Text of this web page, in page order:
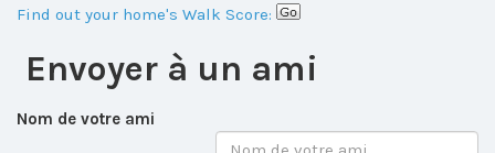
Find out your home's Walk Score:
Envoyer à un ami
Nom de votre ami